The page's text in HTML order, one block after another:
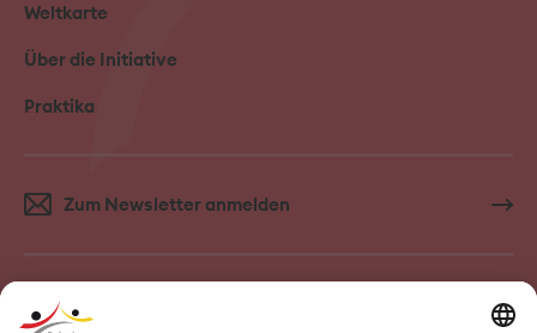
Weltkarte
Über die Initiative
Praktika
Zum Newsletter anmelden